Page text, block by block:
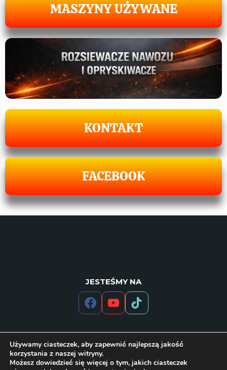
MASZYNY UŻYWANE
KONTAKT
FACEBOOK
JESTEŚMY NA
Używamy ciasteczek, aby zapewnić najlepszą jakość
korzystania z naszej witryny.
Możesz dowiedzieć się więcej o tym, jakich ciasteczek